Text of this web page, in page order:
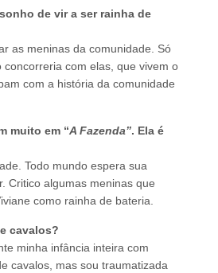
de vir a ser rainha de
as meninas da comunidade. Só
com elas, que vivem o
com a história da comunidade
muito em “A Fazenda”. Ela é
Todo mundo espera sua
Critico algumas meninas que
como rainha de bateria.
cavalos?
minha infância inteira com
cavalos, mas sou traumatizada